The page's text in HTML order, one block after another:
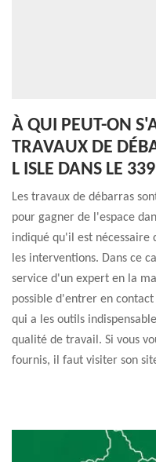
À QUI PEUT-ON
TRAVAUX DE
L ISLE DANS LE
Les travaux de débarras
pour gagner de l'espace
indiqué qu'il est nécessaire
les interventions. Dans ce
service d'un expert en la
possible d'entrer en contact
qui a les outils
qualité de travail. Si vous
fournis, il faut visiter son